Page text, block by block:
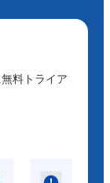
料トライア